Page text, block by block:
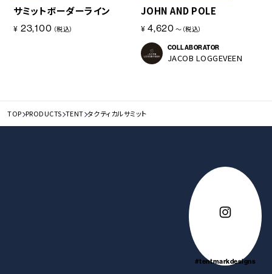
サミットボーダーライン
¥ 23,100 （税込）
JOHN AND POLE
¥ 4,620 ～（税込）
COLLABORATOR
JACOB LOGGEVEEN
TOP PRODUCTS TENT タクティカルサミット
#tentmarkdesigns